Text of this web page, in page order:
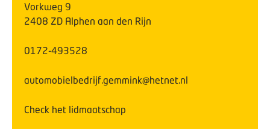
Vorkweg 9
2408 ZD Alphen aan den Rijn
0172-493528
automobielbedrijf.gemmink@hetnet.nl
Check het lidmaatschap